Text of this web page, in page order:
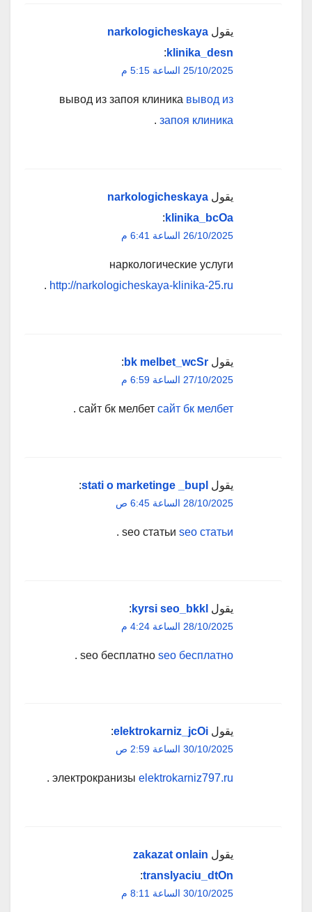
يقول narkologicheskaya
klinika_desn
:
25/10/2025 الساعة 5:15 م
вывод из запоя клиника вывод из
запоя клиника
.
يقول narkologicheskaya
klinika_bcOa
:
26/10/2025 الساعة 6:41 م
наркологические услуги
http://narkologicheskaya-klinika-25.ru
.
يقول bk melbet_wcSr
:
27/10/2025 الساعة 6:59 م
сайт бк мелбет сайт бк мелбет
.
يقول stati o marketinge _bupl
:
28/10/2025 الساعة 6:45 ص
seo статьи seo статьи
.
يقول kyrsi seo_bkkl
:
28/10/2025 الساعة 4:24 م
seo бесплатно seo бесплатно
.
يقول elektrokarniz_jcOi
:
30/10/2025 الساعة 2:59 ص
электрокранизы elektrokarniz797.ru
.
يقول zakazat onlain
translyaciu_dtOn
:
30/10/2025 الساعة 8:11 م